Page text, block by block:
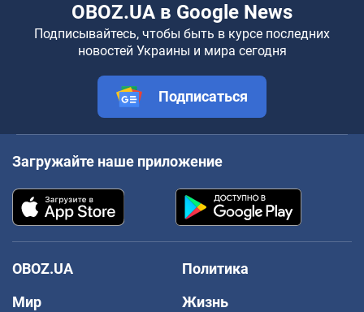
OBOZ.UA в Google News
Подписывайтесь, чтобы быть в курсе последних
новостей Украины и мира сегодня
Подписаться
Загружайте наше приложение
OBOZ.UA
Политика
Мир
Жизнь